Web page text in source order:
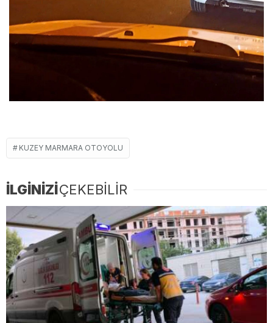
KUZEY MARMARA OTOYOLU
İLGİNİZİÇEKEBİLİR